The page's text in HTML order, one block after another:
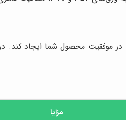
در موفقیت محصول شما ایجاد
مزایا